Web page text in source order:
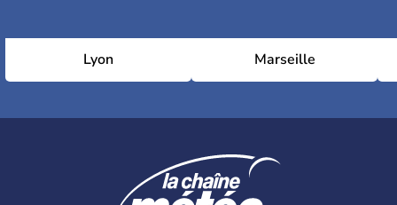
Lyon Marseille